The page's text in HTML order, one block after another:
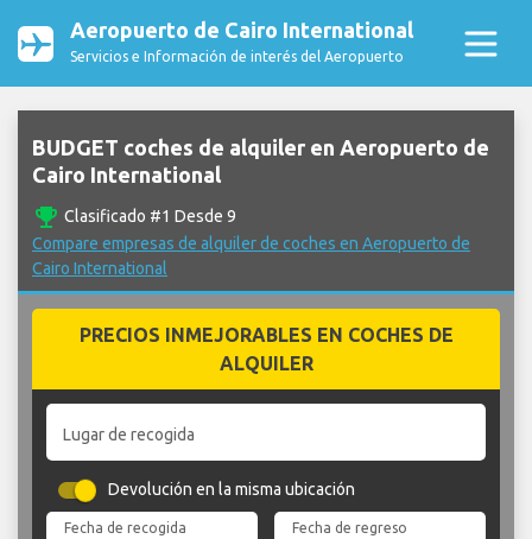
Aeropuerto de Cairo International
Servicios e Información de interés del Aeropuerto
BUDGET coches de alquiler en Aeropuerto de
Cairo International
emoji_events Clasificado #1 Desde 9
Compare empresas de alquiler de coches en Aeropuerto de
Cairo International
PRECIOS INMEJORABLES EN COCHES DE
ALQUILER
Lugar de recogida
Devolución en la misma ubicación
Fecha de recogida Fecha de regreso